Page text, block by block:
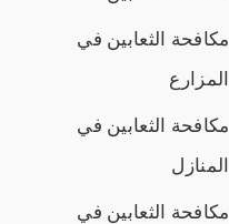
مكافحة الثعابين في
المزارع
مكافحة الثعابين في
المنازل
مكافحة الثعابين في